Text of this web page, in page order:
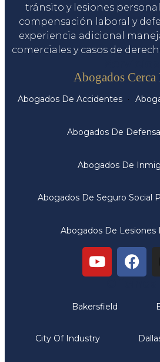
tránsito y lesiones
compensación laboral y
experiencia adicional
comerciales y casos de
Abogados
Abogados De Accidentes
Abogados De
Abogados De
Abogados De Seguro Social
Abogados De Lesiones
Bakersfield
City Of Industry